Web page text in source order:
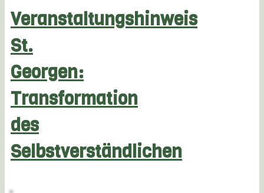
Veranstaltungshinweis
St.
Georgen:
Transformation
des
Selbstverständlichen